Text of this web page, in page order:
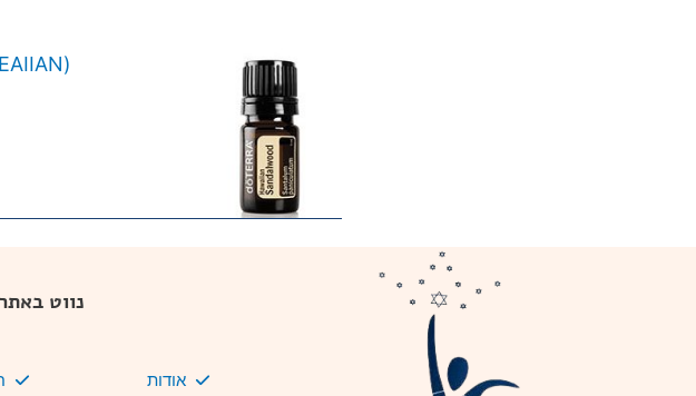
(SANDALWOOD (HAEAIIAN עץ הסנדל הוואי
נווט באתר
אודות